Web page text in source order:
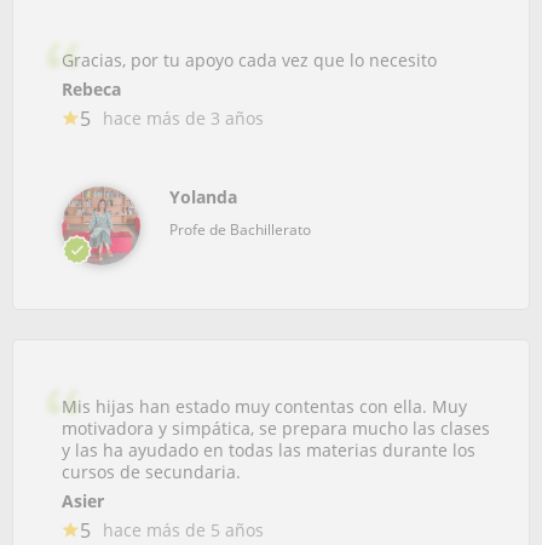
Gracias, por tu apoyo cada vez que lo necesito
Rebeca
5 hace más de 3 años
Yolanda
Profe de Bachillerato
Mis hijas han estado muy contentas con ella. Muy
motivadora y simpática, se prepara mucho las clases
y las ha ayudado en todas las materias durante los
cursos de secundaria.
Asier
5 hace más de 5 años